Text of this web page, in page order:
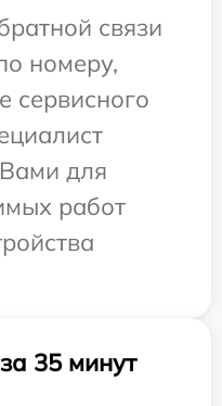
связи
номеру,
сервисного
для
работ
35 минут